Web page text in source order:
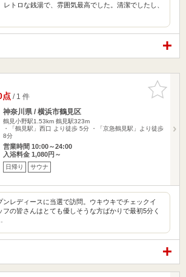
レトロな銭湯で、雰囲気最高でした。清潔でしたし、
お気に入
りに追加
点/ 1 件
神奈川県 / 横浜市鶴見区
鶴見小野駅1.53km 鶴見駅323m
・「鶴見駅」西口 より徒歩 5分 ・「京急鶴見駅」より徒歩
8分
営業時間 10:00～24:00
入浴料金 1,080円～
日帰り サウナ
ンレディースに当選で訪問。ウキウキでチェックイ
フの皆さんはとても優しそうな方ばかりで最初5分く